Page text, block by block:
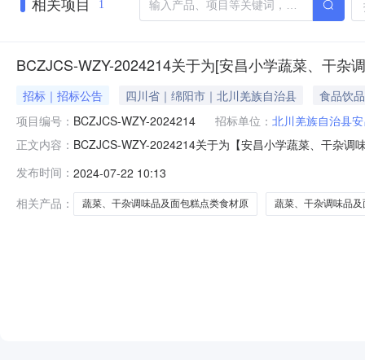
相关项目 1
BCZJCS-WZY-2024214关于为[安昌小学蔬菜、干杂
招标｜招标公告 四川省｜绵阳市｜北川羌族自治县
食品饮品
项目编号： BCZJCS-WZY-2024214 招标单位： 北川羌族自治县
正文内容： BCZJCS-WZY-2024214关于为【安昌小学蔬菜、干杂
学项目编号BCZJCS-WZY-2024214项目名称安昌小学蔬
发布时间： 2024-07-22 10:13
相关产品：
蔬菜、干杂调味品及面包糕点类食材原 蔬菜、干杂调味品